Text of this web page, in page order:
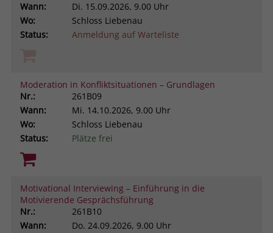
Wann:
Di. 15.09.2026, 9.00 Uhr
Wo:
Schloss Liebenau
Status:
Anmeldung auf Warteliste
Moderation in Konfliktsituationen – Grundlagen
Nr.:
261B09
Wann:
Mi. 14.10.2026, 9.00 Uhr
Wo:
Schloss Liebenau
Status:
Plätze frei
Motivational Interviewing – Einführung in die
Motivierende Gesprächsführung
Nr.:
261B10
Wann:
Do. 24.09.2026, 9.00 Uhr